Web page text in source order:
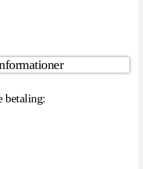
betaling: